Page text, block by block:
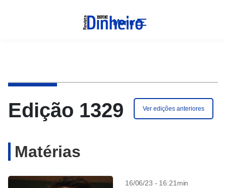
Menu
Edição 1329 Ver edições anteriores
Matérias
16/06/23 - 16:21min